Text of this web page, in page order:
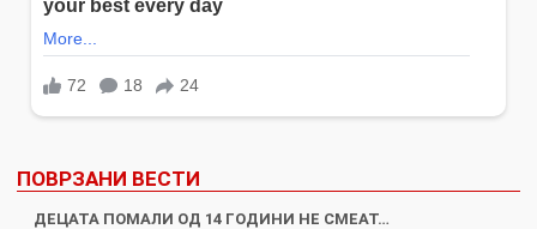
ПОВРЗАНИ ВЕСТИ
ДЕЦАТА ПОМАЛИ ОД 14 ГОДИНИ НЕ СМЕАТ…